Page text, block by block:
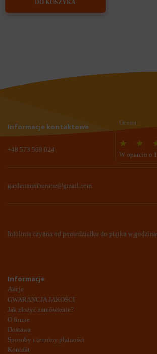
DO KOSZYKA
Informacje kontaktowe
+48 573 569 024
Ocena:
W oparciu o
gardennumberone@gmail.com
Infolinia czynna od poniedziałku do piątku w
Informacje
Akcje
GWARANCJA JAKOŚCI
Jak złożyć zamówienie?
O firmie
Dostawa
Sposoby i terminy płatności
Kontakt